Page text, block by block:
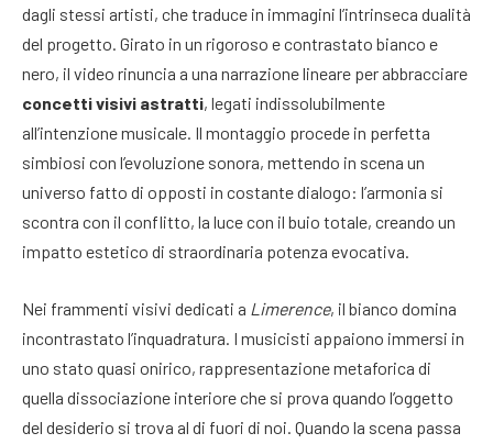
dagli stessi artisti, che traduce in immagini l’intrinseca dualità
del progetto. Girato in un rigoroso e contrastato bianco e
nero, il video rinuncia a una narrazione lineare per abbracciare
concetti visivi astratti, legati indissolubilmente
all’intenzione musicale. Il montaggio procede in perfetta
simbiosi con l’evoluzione sonora, mettendo in scena un
universo fatto di opposti in costante dialogo: l’armonia si
scontra con il conflitto, la luce con il buio totale, creando un
impatto estetico di straordinaria potenza evocativa.
Nei frammenti visivi dedicati a Limerence, il bianco domina
incontrastato l’inquadratura. I musicisti appaiono immersi in
uno stato quasi onirico, rappresentazione metaforica di
quella dissociazione interiore che si prova quando l’oggetto
del desiderio si trova al di fuori di noi. Quando la scena passa